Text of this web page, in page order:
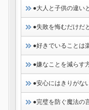
●大人と子供の違い
●失敗を悔むだけだ
●好きでいることは
●嫌なことを減らす
●安心にはきりがな
●完璧を防ぐ魔法の